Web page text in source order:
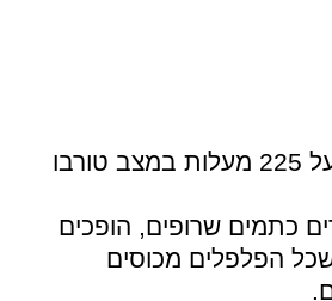
מחממים תנור על 225 מעלות במצב טורבו
כתמים שרופים, הופכים
הפלפלים מכוסים